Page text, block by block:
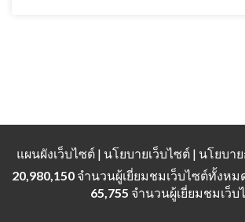
แผนผังเว็บไซต์ | นโยบายเว็บไซต์ | นโยบ
20,980,150 จำนวนผู้เยี่ยมชมเว็บไซต์ทั้งหม
65,755 จำนวนผู้เยี่ยมชมเว็บ